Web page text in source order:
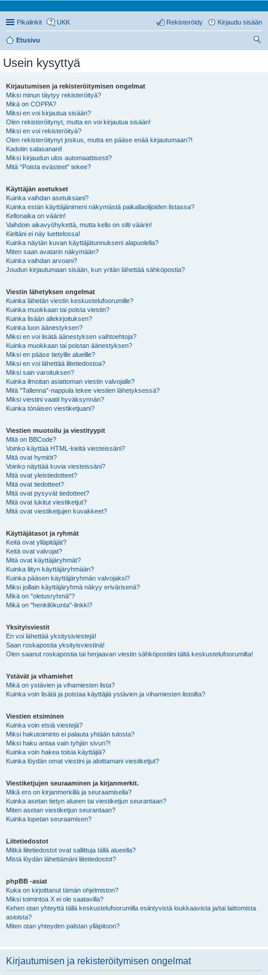
Pikalinkit UKK Kirjaudu sisään
Rekisteröidy
Etusivu
Usein kysyttyä
Kirjautumisen ja rekisteröitymisen ongelmat
Miksi minun täytyy rekisteröityä?
Mikä on COPPA?
Miksi en voi kirjautua sisään?
Olen rekisteröitynyt, mutta en voi kirjautua sisään!
Miksi en voi rekisteröityä?
Olen rekisteröitynyt joskus, mutta en pääse enää kirjautumaan?!
Kadotin salasanani!
Miksi kirjaudun ulos automaattisesti?
Mitä “Poista evästeet” tekee?
Käyttäjän asetukset
Kuinka vaihdan asetuksiani?
Kuinka estän käyttäjänimeni näkymästä paikallaolijoiden listassa?
Kellonaika on väärin!
Vaihdoin aikavyöhykettä, mutta kello on silti väärin!
Kieltäni ei näy luettelossa!
Kuinka näytän kuvan käyttäjätunnukseni alapuolella?
Miten saan avatarin näkymään?
Kuinka vaihdan arvoani?
Joudun kirjautumaan sisään, kun yritän lähettää sähköpostia?
Viestin lähetyksen ongelmat
Kuinka lähetän viestin keskustelufoorumille?
Kuinka muokkaan tai poista viestin?
Kuinka lisään allekirjoituksen?
Kuinka luon äänestyksen?
Miksi en voi lisätä äänestyksen vaihtoehtoja?
Kuinka muokkaan tai poistan äänestyksen?
Miksi en pääse tietyille alueille?
Miksi en voi lähettää liitetiedostoa?
Miksi sain varoituksen?
Kuinka ilmoitan asiattoman viestin valvojalle?
Mitä "Tallenna"-nappula tekee viestien lähetyksessä?
Miksi viestini vaatii hyväksynnän?
Kuinka tönäisen viestiketjuani?
Viestien muotoilu ja viestityypit
Mitä on BBCode?
Voinko käyttää HTML-kieltä viesteissäni?
Mitä ovat hymiöt?
Voinko näyttää kuvia viesteissäni?
Mitä ovat yleistiedotteet?
Mitä ovat tiedotteet?
Mitä ovat pysyvät tiedotteet?
Mitä ovat lukitut viestiketjut?
Mitä ovat viestiketjujen kuvakkeet?
Käyttäjätasot ja ryhmät
Keitä ovat ylläpitäjät?
Keitä ovat valvojat?
Mitä ovat käyttäjäryhmät?
Kuinka liityn käyttäjäryhmään?
Kuinka pääsen käyttäjäryhmän valvojaksi?
Miksi joillain käyttäjäryhmä näkyy erivärisenä?
Mikä on "oletusryhmä"?
Mikä on "henkilökunta"-linkki?
Yksityisviestit
En voi lähettää yksitysiviestejä!
Saan roskapostia yksityisviestinä!
Olen saanut roskapostia tai herjaavan viestin sähköpostiini tältä keskustelufoorumilta!
Ystävät ja vihamiehet
Mikä on ystävien ja vihamiesten lista?
Kuinka voin lisätä ja poistaa käyttäjiä ystävien ja vihamiesten listoilta?
Viestien etsiminen
Kuinka voin etsiä viestejä?
Miksi hakutoiminto ei palauta yhtään tulosta?
Miksi haku antaa vain tyhjän sivun?!
Kuinka voin hakea toisia käyttäjiä?
Kuinka löydän omat viestini ja aloittamani viestiketjut?
Viestiketjujen seuraaminen ja kirjanmerkit.
Mikä ero on kirjanmerkillä ja seuraamisella?
Kuinka asetan tietyn alueen tai viestiketjun seurantaan?
Miten asetan viestiketjun seurantaan?
Kuinka lopetan seuraamisen?
Liitetiedostot
Mitkä liitetiedostot ovat sallittuja tällä alueella?
Mistä löydän lähettämäni liitetiedostot?
phpBB -asiat
Kuka on kirjoittanut tämän ohjelmiston?
Miksi toimintoa X ei ole saatavilla?
Kehen otan yhteyttä tällä keskustelufoorumilla esiintyvistä loukkaavista ja/tai laittomista
asioista?
Miten otan yhteyden palstan ylläpitoon?
Kirjautumisen ja rekisteröitymisen ongelmat